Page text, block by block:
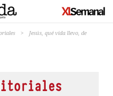
>
Jesús, qué vida llevo, de